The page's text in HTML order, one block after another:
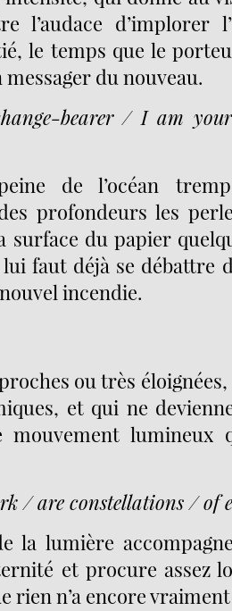
l’audace d’implorer
le temps que le
du nouveau.
bearer / I am
de l’océan
profondeurs les
surface du papier
lui faut déjà se débattre
incendie.
ou très
et qui ne
mouvement lumineux
/ are constellations / of
la lumière
et procure assez
rien n’a encore